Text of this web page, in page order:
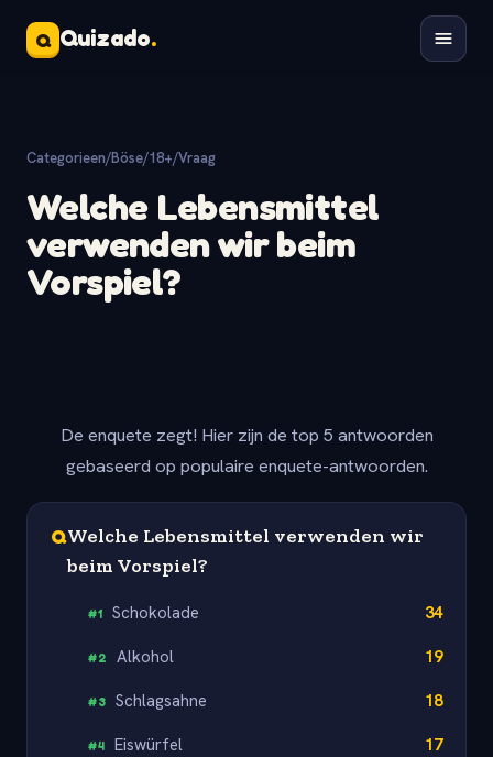
Q Quizado.
Categorieen/Böse/18+/Vraag
Welche Lebensmittel
verwenden wir beim
Vorspiel?
De enquete zegt! Hier zijn de top 5 antwoorden
gebaseerd op populaire enquete-antwoorden.
QWelche Lebensmittel verwenden wir
beim Vorspiel?
#1 Schokolade 34
#2 Alkohol 19
#3 Schlagsahne 18
#4 Eiswürfel 17